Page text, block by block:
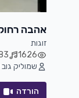
אהבה
זוגות
1626
שמוליק גוב
הורדה